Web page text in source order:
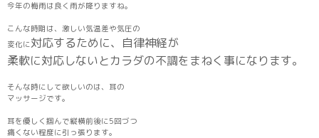
今年の梅雨は良く雨が降りますね。
こんな時期は、激しい気温差や気圧の
変化に対応するために、自律神経が
柔軟に対応しないとカラダの不調をまねく事になります。
そんな時にして欲しいのは、耳の
マッサージです。
耳を優しく掴んで縦横前後に5回づつ
痛くない程度に引っ張ります。